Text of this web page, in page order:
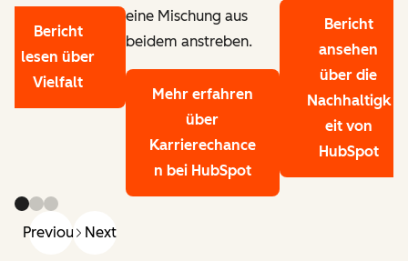
Bericht
lesen über
Vielfalt
eine Mischung aus
beidem anstreben.
Mehr erfahren
über
Karrierechance
n bei HubSpot
Bericht
ansehen
über die
Nachhaltigk
eit von
HubSpot
Previous Next